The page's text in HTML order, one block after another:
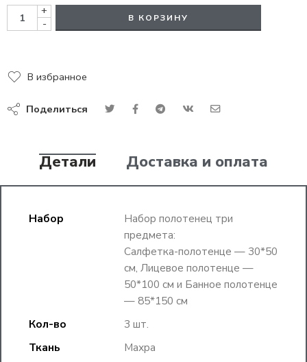
+
-
В КОРЗИНУ
В избранное
Поделиться
Детали Доставка и оплата
Набор
Набор полотенец три
предмета:
Салфетка-полотенце — 30*50
см, Лицевое полотенце —
50*100 см и Банное полотенце
— 85*150 см
Кол-во
3 шт.
Ткань
Махра